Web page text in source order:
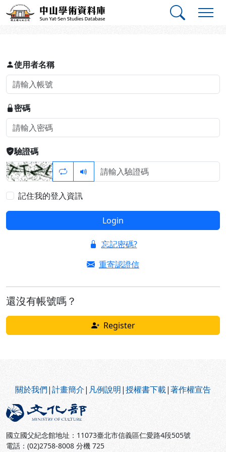
跳到主要內容
中山學術資料庫
登入
使用者名稱
密碼
驗證碼
記住我的登入資訊
Login
忘記密碼?
重寄認證信
還沒有帳號嗎？
Register
關於我們|計畫簡介| 凡例說明|授權書下載|著作權宣告
國立國父紀念館地址：11073臺北市信義區仁愛路4段505號
電話：(02)2758-8008 分機 725